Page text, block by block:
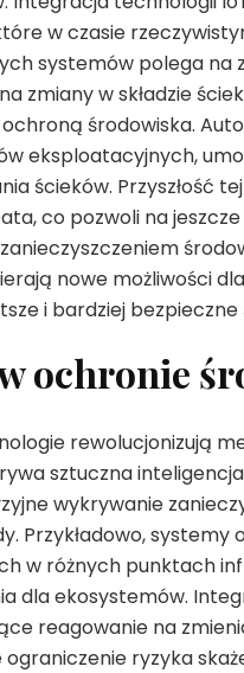
w czasie
systemów polega
zmiany w składzie
środowiska.
eksploatacyjnych,
ścieków. Przyszłość
co pozwoli na
nowe możliwości
i bardziej bezpieczne
ochronie
rewolucjonizują
sztuczna
wykrywanie
Przykładowo,
w różnych punktach
dla ekosystemów.
reagowanie na
ryzyka